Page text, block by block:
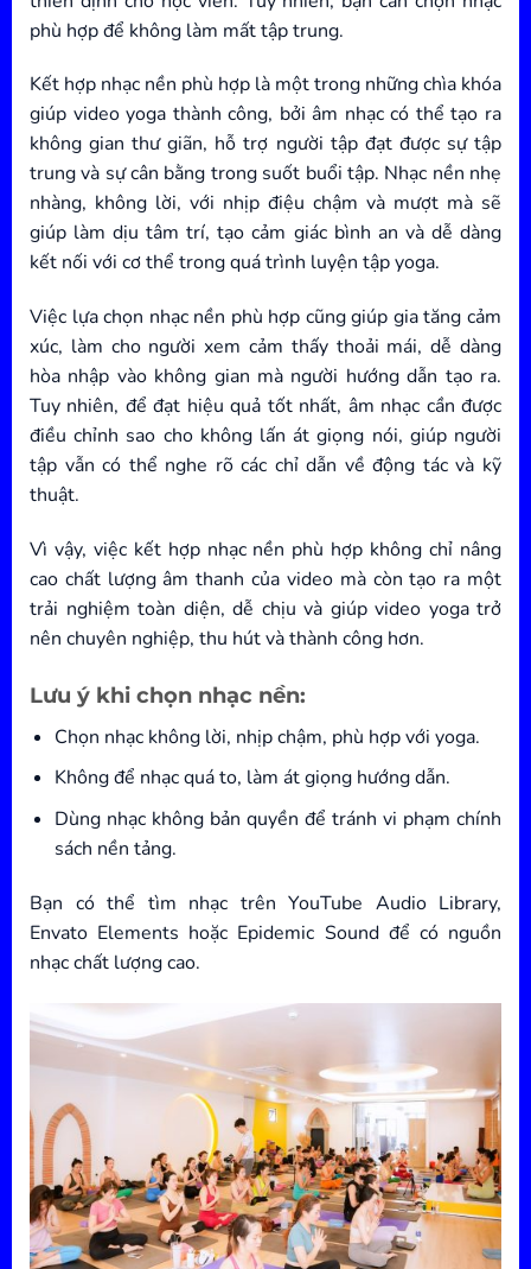
phù hợp để không làm mất tập trung.
Kết hợp nhạc nền phù hợp là một trong những chìa khóa
giúp video yoga thành công, bởi âm nhạc có thể tạo ra
không gian thư giãn, hỗ trợ người tập đạt được sự tập
trung và sự cân bằng trong suốt buổi tập. Nhạc nền nhẹ
nhàng, không lời, với nhịp điệu chậm và mượt mà sẽ
giúp làm dịu tâm trí, tạo cảm giác bình an và dễ dàng
kết nối với cơ thể trong quá trình luyện tập yoga.
Việc lựa chọn nhạc nền phù hợp cũng giúp gia tăng cảm
xúc, làm cho người xem cảm thấy thoải mái, dễ dàng
hòa nhập vào không gian mà người hướng dẫn tạo ra.
Tuy nhiên, để đạt hiệu quả tốt nhất, âm nhạc cần được
điều chỉnh sao cho không lấn át giọng nói, giúp người
tập vẫn có thể nghe rõ các chỉ dẫn về động tác và kỹ
thuật.
Vì vậy, việc kết hợp nhạc nền phù hợp không chỉ nâng
cao chất lượng âm thanh của video mà còn tạo ra một
trải nghiệm toàn diện, dễ chịu và giúp video yoga trở
nên chuyên nghiệp, thu hút và thành công hơn.
Lưu ý khi chọn nhạc nền:
Chọn nhạc không lời, nhịp chậm, phù hợp với yoga.
Không để nhạc quá to, làm át giọng hướng dẫn.
Dùng nhạc không bản quyền để tránh vi phạm chính
sách nền tảng.
Bạn có thể tìm nhạc trên YouTube Audio Library,
Envato Elements hoặc Epidemic Sound để có nguồn
nhạc chất lượng cao.